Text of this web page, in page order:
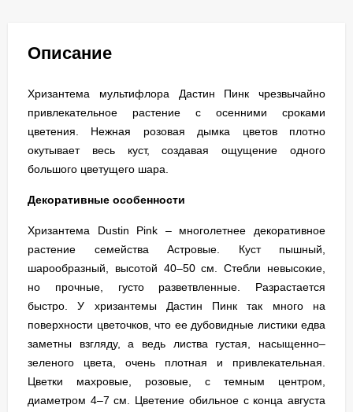
Описание
Хризантема мультифлора Дастин Пинк чрезвычайно
привлекательное растение с осенними сроками
цветения. Нежная розовая дымка цветов плотно
окутывает весь куст, создавая ощущение одного
большого цветущего шара.
Декоративные особенности
Хризантема Dustin Pink – многолетнее декоративное
растение семейства Астровые. Куст пышный,
шарообразный, высотой 40–50 см. Стебли невысокие,
но прочные, густо разветвленные. Разрастается
быстро. У хризантемы Дастин Пинк так много на
поверхности цветочков, что ее дубовидные листики едва
заметны взгляду, а ведь листва густая, насыщенно–
зеленого цвета, очень плотная и привлекательная.
Цветки махровые, розовые, с темным центром,
диаметром 4–7 см. Цветение обильное с конца августа